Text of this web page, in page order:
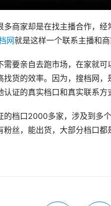
多商家却是在找主播合作，
网就是这样一个联系主播和商
需要亲自去跑市场，在家就
找货的效率。因为，搜档网
证的真实档口和真实联系方
的档口2000多家，涉及到多
粉丝，能出货，大部分档口